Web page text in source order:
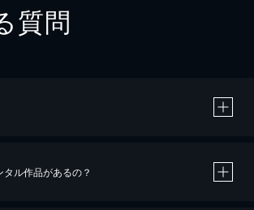
質問
ル作品があるの？